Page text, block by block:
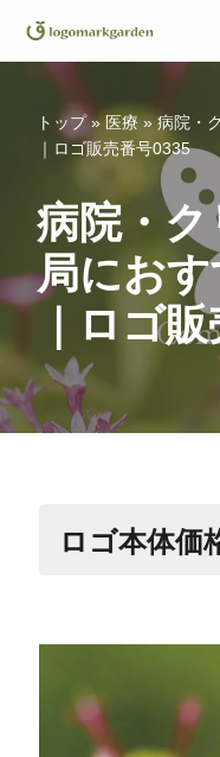
コ
トップ» 医療 »病院・
｜ロゴ販売番号0335
病院・
局にお
｜ロゴ
ロゴ本体価